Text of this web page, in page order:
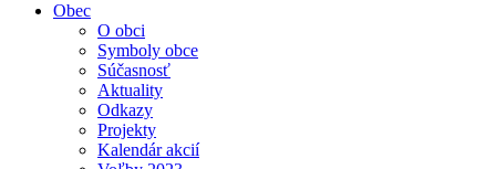
Obec
O obci
Symboly obce
Súčasnosť
Aktuality
Odkazy
Projekty
Kalendár akcií